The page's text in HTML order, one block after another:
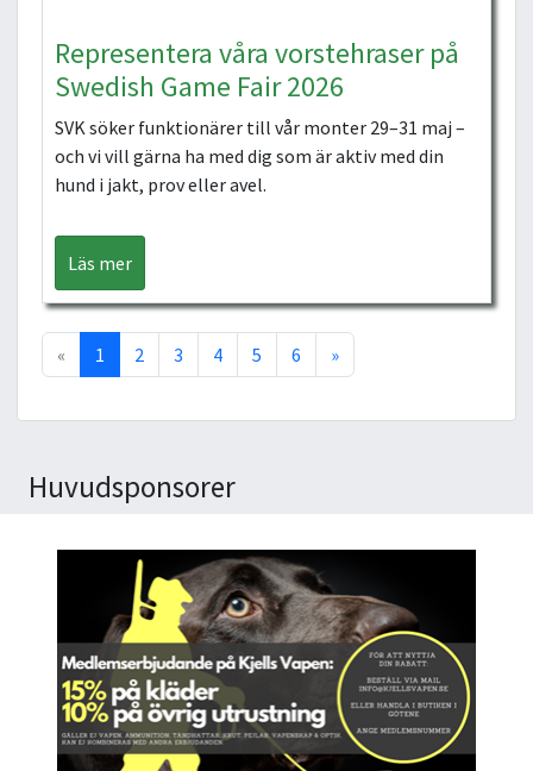
Representera våra vorstehraser på
Swedish Game Fair 2026
SVK söker funktionärer till vår monter 29–31 maj –
och vi vill gärna ha med dig som är aktiv med din
hund i jakt, prov eller avel.
Läs mer
« 1 2 3 4 5 6 »
Huvudsponsorer